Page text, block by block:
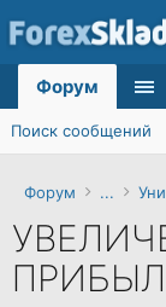
Форум ...
Форум
Поиск сообщений